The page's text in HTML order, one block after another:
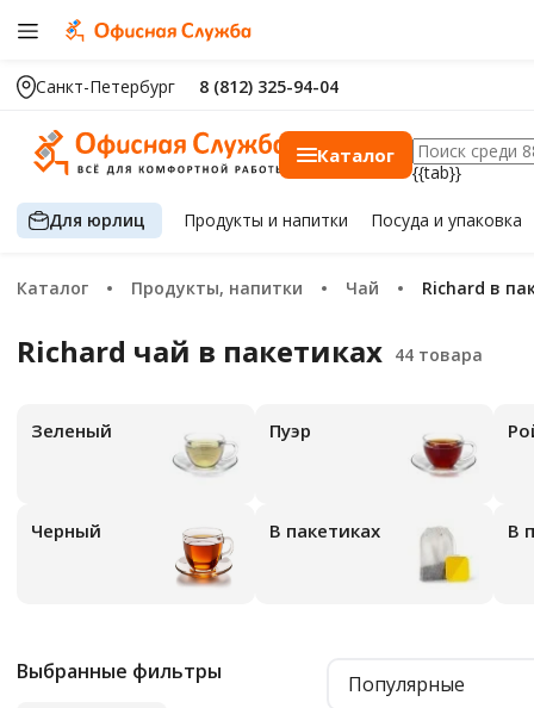
Санкт-Петербург 8 (812) 325-94-04
Каталог
{{tab}}
Для юрлиц Продуктыи напитки Посуда и упаковка
Каталог Продукты, напитки Чай Richard в
Richard чай в пакетиках
зеленый пуэр
черный В пакетиках
Выбранные фильтры Популярные